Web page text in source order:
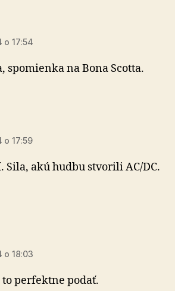
o 17:54
spomienka na Bona Scotta.
o 17:59
Sila, akú hudbu stvorili AC/DC.
o 18:03
perfektne podať.